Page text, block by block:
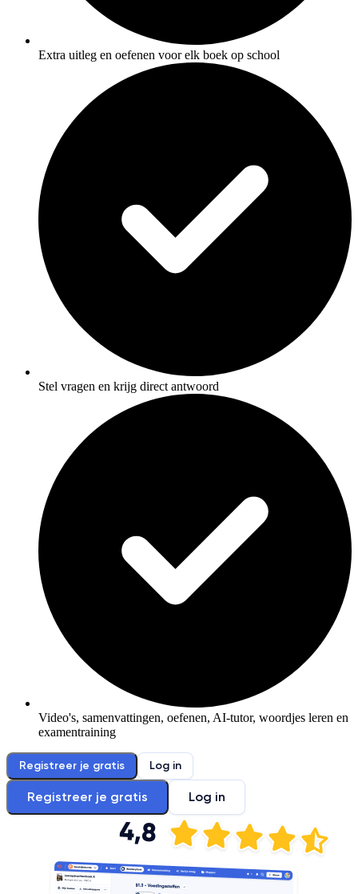
Extra uitleg en oefenen voor elk boek op school
Stel vragen en krijg direct antwoord
Video's, samenvattingen, oefenen, AI-tutor, woordjes leren en
examentraining
Registreer je gratis Log in
Registreer je gratis Log in